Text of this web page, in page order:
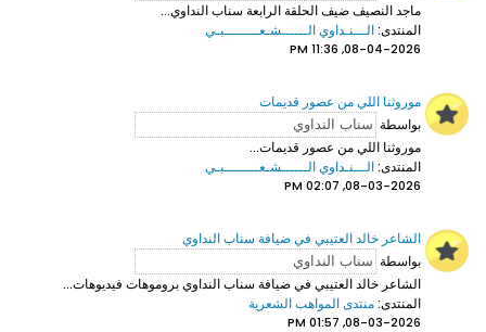
ماجد النصيف ضيف الحلقة الرابعة سناب النداوي...
المنتدى:الـــنـداوي الــــــشـعــــــــبـي
08-04-2026, 11:36 PM
موروثنا اللي من عصور قديمات
بواسطة
موروثنا اللي من عصور قديمات...
المنتدى:الـــنـداوي الــــــشـعــــــــبـي
08-03-2026, 02:07 PM
الشاعر خالد العتيبي في ضيافة سناب النداوي
بواسطة
الشاعر خالد العتيبي في ضيافة سناب النداوي بروموهات فيديوهات...
المنتدى:منتدى المواهب الشعرية
08-03-2026, 01:57 PM